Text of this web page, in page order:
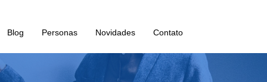
Blog Personas Novidades Contato